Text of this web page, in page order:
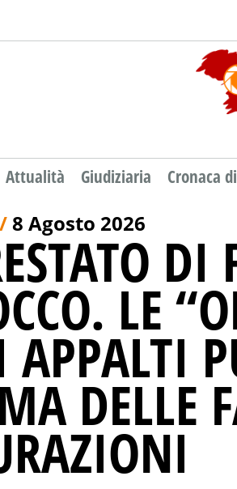
Attualità Giudiziaria Cronaca
8 Agosto 2026
DI
LE
APPALTI
DELLE